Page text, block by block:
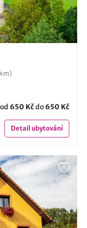
650 Kčdo 650 Kč
Detailubytování